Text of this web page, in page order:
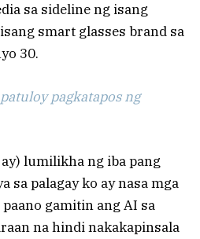
sa sideline ng isang
smart glasses brand sa
30.
pagkatapos ng
lumilikha ng iba pang
sa palagay ko ay nasa mga
gamitin ang AI sa
na hindi nakakapinsala